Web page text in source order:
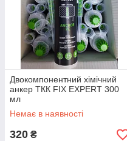
Двокомпонентний хімічний
анкер ТКК FIX EXPERT 300
мл
Немає в наявності
320 ₴